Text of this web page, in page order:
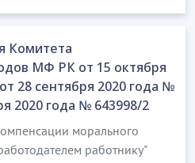
Комитета
МФ РК от 15 октября
28 сентября 2020 года №
2020 года № 643998/2
морального
работнику"